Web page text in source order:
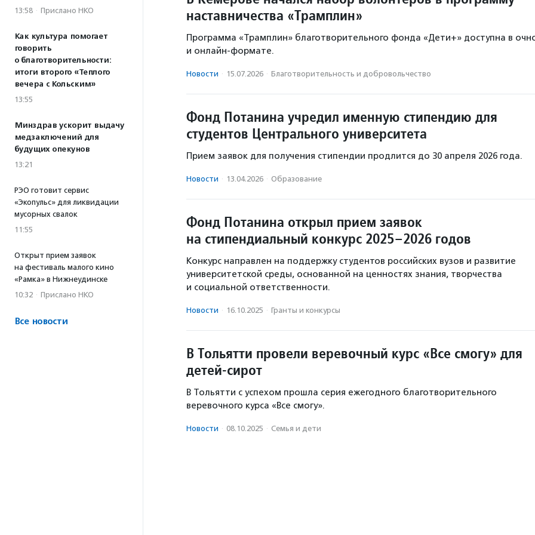
13:58 · Прислано НКО
Как культура помогает
говорить
о благотворительности:
итоги второго «Теплого
вечера с Кольским»
13:55
Минздрав ускорит выдачу
медзаключений для
будущих опекунов
13:21
РЭО готовит сервис
«Экопульс» для ликвидации
мусорных свалок
11:55
Открыт прием заявок
на фестиваль малого кино
«Рамка» в Нижнеудинске
10:32 · Прислано НКО
Все новости
наставничества «Трамплин»
Программа «Трамплин» благотворительного фонда «Дети+» доступна в
и онлайн-формате.
Новости · 15.07.2026 · Благотвори­тель­ность и доброволь­чест­во
Фонд Потанина учредил именную стипендию для
студентов Центрального университета
Прием заявок для получения стипендии продлится до 30 апреля 2026 года.
Новости · 13.04.2026 · Образование
Фонд Потанина открыл прием заявок
на стипендиальный конкурс 2025–2026 годов
Конкурс направлен на поддержку студентов российских вузов и развитие
университетской среды, основанной на ценностях знания, творчества
и социальной ответственности.
Новости · 16.10.2025 · Гранты и конкурсы
В Тольятти провели веревочный курс «Все смогу» для
детей-сирот
В Тольятти с успехом прошла серия ежегодного благотворительного
веревочного курса «Все смогу».
Новости · 08.10.2025 · Семья и дети